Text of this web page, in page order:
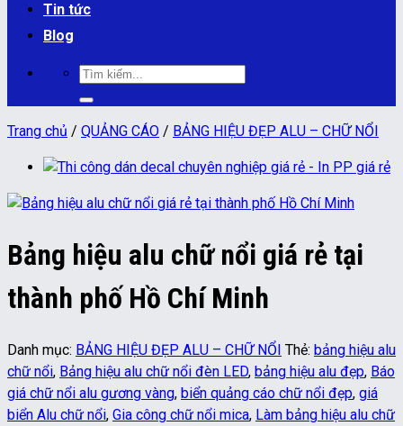
Tin tức
Blog
Tìm
kiếm:
Trang chủ / QUẢNG CÁO / BẢNG HIỆU ĐẸP ALU – CHỮ NỔI
Bảng hiệu alu chữ nổi giá rẻ tại
thành phố Hồ Chí Minh
Danh mục: BẢNG HIỆU ĐẸP ALU – CHỮ NỔI Thẻ: bảng hiệu alu
chữ nổi, Bảng hiệu alu chữ nổi đèn LED, bảng hiệu alu đẹp, Báo
giá chữ nổi alu gương vàng, biển quảng cáo chữ nổi đẹp, giá
biển Alu chữ nổi, Gia công chữ nổi mica, Làm bảng hiệu alu chữ